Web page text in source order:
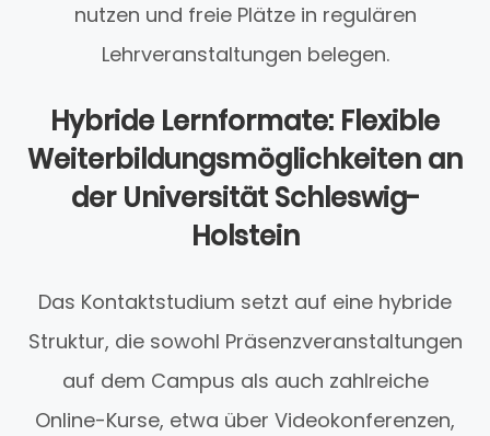
nutzen und freie Plätze in regulären
Lehrveranstaltungen belegen.
Hybride Lernformate: Flexible
Weiterbildungsmöglichkeiten an
der Universität Schleswig-
Holstein
Das Kontaktstudium setzt auf eine hybride
Struktur, die sowohl Präsenzveranstaltungen
auf dem Campus als auch zahlreiche
Online-Kurse, etwa über Videokonferenzen,